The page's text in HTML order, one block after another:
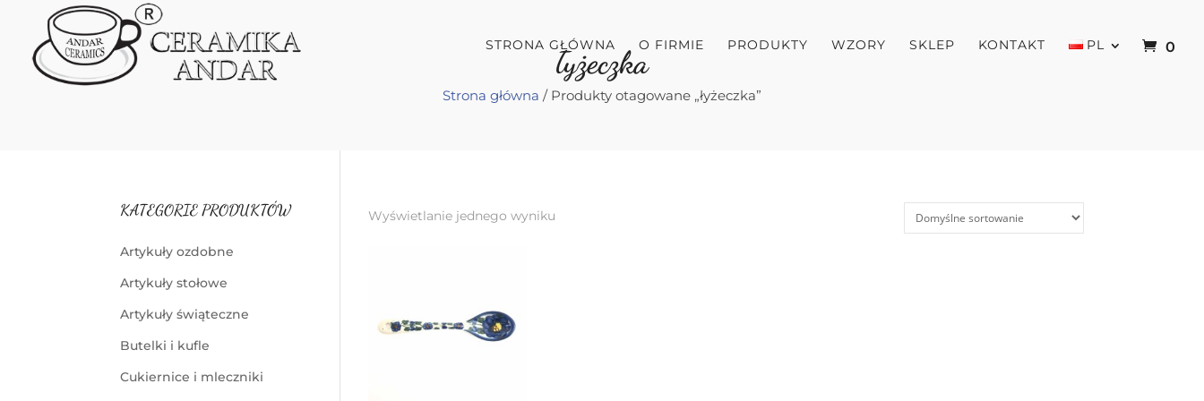
STRONA GŁÓWNA O FIRMIE PRODUKTY WZORY SKLEP KONTAKT PL 0
łyżeczka
Strona główna / Produkty otagowane „łyżeczka”
Wyświetlanie jednego wyniku
KATEGORIE PRODUKTÓW
Artykuły ozdobne
Artykuły stołowe
Artykuły świąteczne
Butelki i kufle
Cukiernice i mleczniki